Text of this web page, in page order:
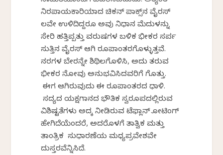
ನಿರಪಾಯಕಾರಿಯಾದ ಚಿಕನ್‌ ಪಾಕ್ಸ್‌ನ ವೈರಸ್‌
ಕೆಲವೇ ಉಳಿದಿದ್ದರೂ ಅವು ನಿಧಾನ ಮೆದುಳನ್ನು
ಸೇರಿ ಹತ್ತಿಪ್ಪತ್ತು ವರುಷಗಳ ಬಳಿಕ ಭೀಕರ ಸರ್ಪ
ಸುತ್ತಿನ ವೈರಸ್‌ ಆಗಿ ರೂಪಾಂತರಗೊಳ್ಳುತ್ತವೆ.
ನರಗಳ ಬೇರನ್ನೇ ಶಿಥಿಲಗೊಳಿಸಿ, ಅದು ತರುವ
ಭೀಕರ ನೋವು ಅನುಭವಿಸಿದವರಿಗೆ ಗೊತ್ತು.
ಈಗ ಆಗಿರುವುದು ಈ ರೂಪಾಂತರದ ಧಾಳಿ.
ಸದ್ಯದ ಯಕ್ಷಗಾನದ ಭೌತಿಕ ಸ್ವರೂಪದಲ್ಲಿರುವ
ವಿಶಿಷ್ಟತೆಗಳು ಅದಕ್ಕೆ ನೀಡಿರುವ ಟೆಫ್ಲಾನ್‌ ಕೋಟಿಂಗ್‌
ಹೇಗಿದೆಯೆಂದರೆ, ಅದರೊಳಗೆ ತಾತ್ವಿಕ ಮತ್ತು
ತಾಂತ್ರಿಕ ಸುಧಾರಣೆಯ ಮಧ್ಯಪ್ರವೇಶವೇ
ದುಸ್ತರವೆನ್ನಿಸಿದೆ.